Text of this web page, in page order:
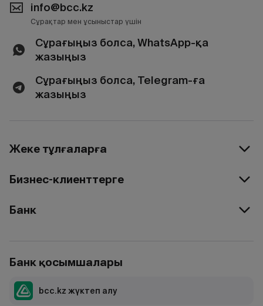
info@bcc.kz
Сұрақтар мен ұсыныстар үшін
Сұрағыңыз болса, WhatsApp-қа
жазыңыз
Сұрағыңыз болса, Telegram-ға
жазыңыз
Жеке тұлғаларға
Бизнес-клиенттерге
Банк
Банк қосымшалары
bcc.kz жүктеп алу